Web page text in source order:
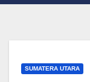
SUMATERA UTARA